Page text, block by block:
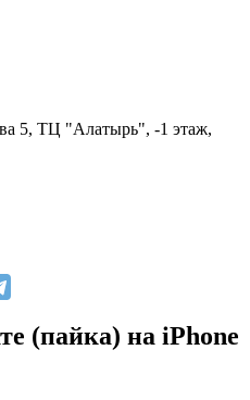
5, ТЦ "Алатырь", -1 этаж,
(пайка) на iPhone